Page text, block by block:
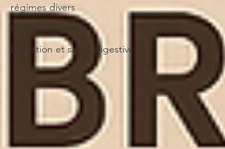
régimes divers
Femme enceinte
Digestion et santé digestive